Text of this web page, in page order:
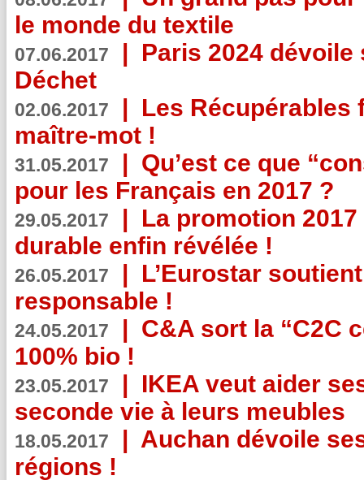
le monde du textile
07.06.2017 | Paris 2024
Déchet
02.06.2017 | Les Récupérables
maître-mot !
31.05.2017 | Qu’est ce que
pour les Français en 2017 ?
29.05.2017 | La promotion
durable enfin révélée !
26.05.2017 | L’Eurostar
responsable !
24.05.2017 | C&A sort la “C2C
100% bio !
23.05.2017 | IKEA veut aider
seconde vie à leurs meubles
18.05.2017 | Auchan dévoile
régions !